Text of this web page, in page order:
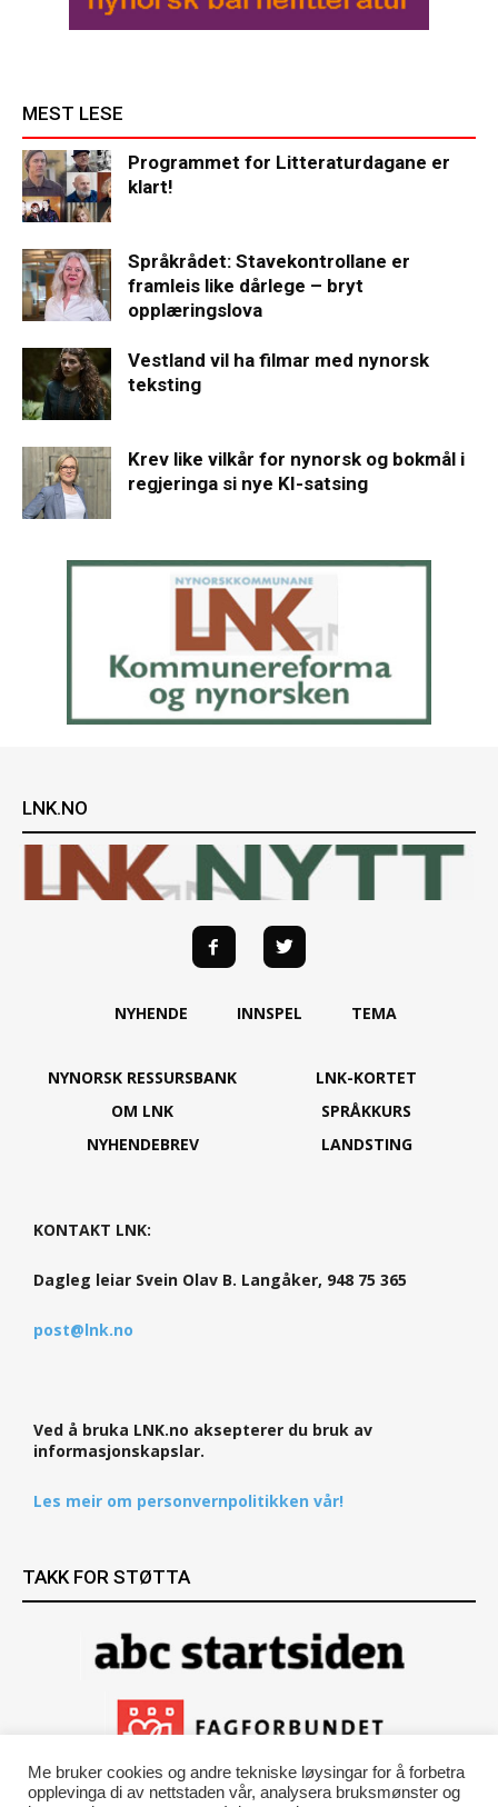
MEST LESE
Programmet for Litteraturdagane er
klart!
Språkrådet: Stavekontrollane er
framleis like dårlege – bryt
opplæringslova
Vestland vil ha filmar med nynorsk
teksting
Krev like vilkår for nynorsk og bokmål i
regjeringa si nye KI-satsing
LNK.NO
NYHENDE INNSPEL TEMA
NYNORSK RESSURSBANK
OM LNK
NYHENDEBREV
LNK-KORTET
SPRÅKKURS
LANDSTING
KONTAKT LNK:
Dagleg leiar Svein Olav B. Langåker, 948 75 365
post@lnk.no
Ved å bruka LNK.no aksepterer du bruk av
informasjonskapslar.
Les meir om personvernpolitikken vår!
TAKK FOR STØTTA
Me bruker cookies og andre tekniske løysingar for å forbetra
opplevinga di av nettstaden vår, analysera bruksmønster og